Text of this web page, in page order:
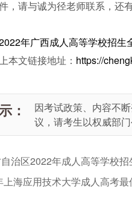
，请与诚为径老师联系，还
年广西成人高等学校招生
本文链接地址： https://
：
因考试政策、内容不
议，请考生以权威部
治区2022年成人高等学校
上海应用技术大学成人高考